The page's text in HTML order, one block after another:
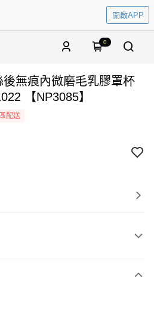
開啟APP
0
無痕內微磨毛乳膠罩杯
【NP3085】
配送